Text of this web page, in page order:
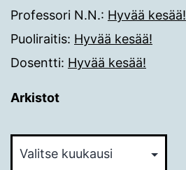
Professori N.N.: Hyvää kesää!
Puoliraitis: Hyvää kesää!
Dosentti: Hyvää kesää!
Arkistot